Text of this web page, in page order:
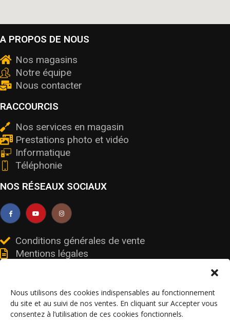
Nous utilisons des cookies indispensables au fonctionnement
du site et au suivi de nos ventes. En cliquant sur Accepter vous
consentez à l’utilisation de ces cookies fonctionnels.
A PROPOS DE NOUS
Nos magasins
Notre équipe
Nous contacter
RACCOURCIS
Nos services en magasin
Prestations photo et vidéo
Informatique
Téléphonie
NOS RÉSEAUX SOCIAUX
Conditions générales de vente
Mentions légales